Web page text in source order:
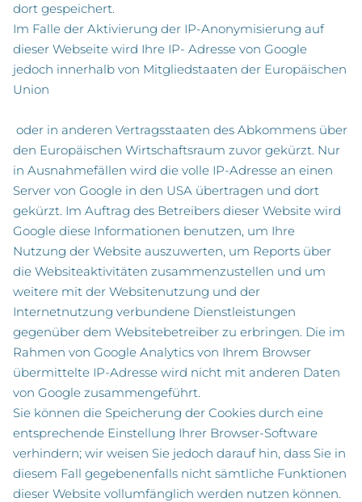
dort gespeichert.
Im Falle der Aktivierung der IP-Anonymisierung auf
dieser Webseite wird Ihre IP- Adresse von Google
jedoch innerhalb von Mitgliedstaaten der Europäischen
Union
oder in anderen Vertragsstaaten des Abkommens über
den Europäischen Wirtschaftsraum zuvor gekürzt. Nur
in Ausnahmefällen wird die volle IP-Adresse an einen
Server von Google in den USA übertragen und dort
gekürzt. Im Auftrag des Betreibers dieser Website wird
Google diese Informationen benutzen, um Ihre
Nutzung der Website auszuwerten, um Reports über
die Websiteaktivitäten zusammenzustellen und um
weitere mit der Websitenutzung und der
Internetnutzung verbundene Dienstleistungen
gegenüber dem Websitebetreiber zu erbringen. Die im
Rahmen von Google Analytics von Ihrem Browser
übermittelte IP-Adresse wird nicht mit anderen Daten
von Google zusammengeführt.
Sie können die Speicherung der Cookies durch eine
entsprechende Einstellung Ihrer Browser-Software
verhindern; wir weisen Sie jedoch darauf hin, dass Sie in
diesem Fall gegebenenfalls nicht sämtliche Funktionen
dieser Website vollumfänglich werden nutzen können.